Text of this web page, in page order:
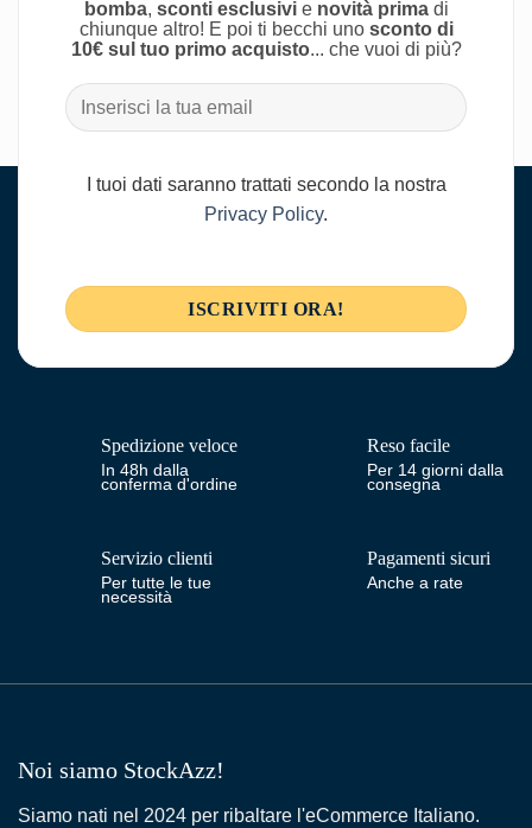
bomba, sconti esclusivie novità primadi
chiunque altro! E poi ti becchi uno sconto di
10€ sul tuo primo acquisto... che vuoi di più?
I tuoi dati saranno trattati secondo la nostra
Privacy Policy.
Spedizione veloce
In 48h dalla
conferma d'ordine
Reso facile
Per 14 giorni dalla
consegna
Servizio clienti
Per tutte le tue
necessità
Pagamenti sicuri
Anche a rate
Noi siamo StockAzz!
Siamo nati nel 2024 per ribaltare l'eCommerce Italiano.